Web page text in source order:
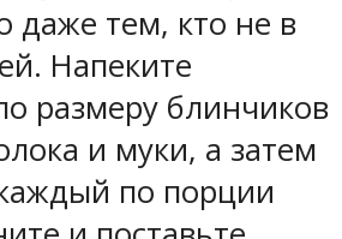
даже тем, кто не в
Напеките
размеру блинчиков
и муки, а затем
по порции